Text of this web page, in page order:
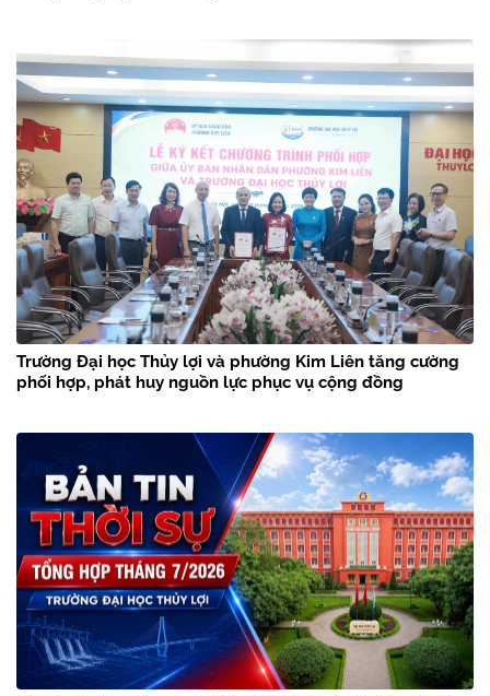
Trường Đại học Thủy lợi và phường Kim Liên tăng cường
phối hợp, phát huy nguồn lực phục vụ cộng đồng